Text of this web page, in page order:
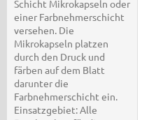
Schicht Mikrokapseln oder
einer Farbnehmerschicht
versehen. Die
Mikrokapseln platzen
durch den Druck und
färben auf dem Blatt
darunter die
Farbnehmerschicht ein.
Einsatzgebiet: Alle